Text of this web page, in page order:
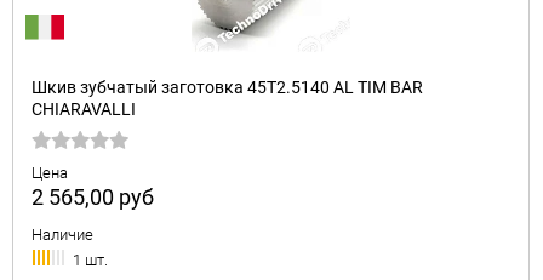
Шкив зубчатый заготовка 45T2.5140 AL TIM BAR
CHIARAVALLI
Цена
2 565,00 руб
Наличие
1 шт.